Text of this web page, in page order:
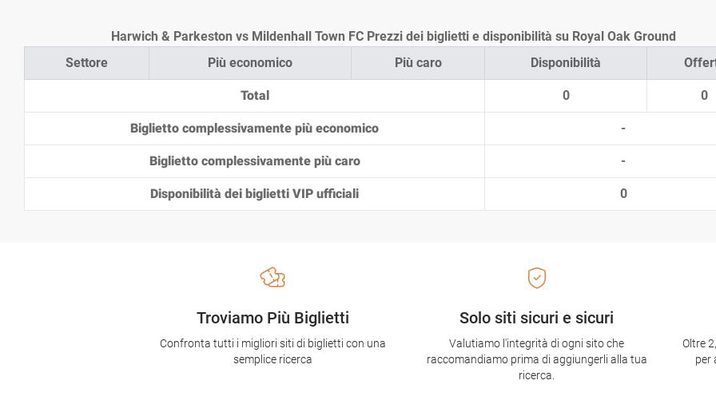
Settore Più economico Più caro Disponibilità
Total 0 0
Biglietto complessivamente più economico -
Biglietto complessivamente più caro -
Disponibilità dei biglietti VIP ufficiali 0
Harwich & Parkeston vs Mildenhall Town FC Prezzi dei biglietti e disponibilità su Royal Oak Ground
Solo siti sicuri e sicuri
Valutiamo l'integrità di ogni sito che
raccomandiamo prima di aggiungerli alla tua
ricerca.
Troviamo Più Biglietti
Confronta tutti i migliori siti di biglietti con una
semplice ricerca
Oltre
per